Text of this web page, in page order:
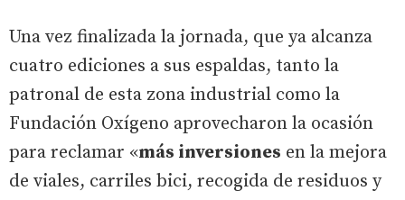
Una vez finalizada la jornada, que ya alcanza
cuatro ediciones a sus espaldas, tanto la
patronal de esta zona industrial como la
Fundación Oxígeno aprovecharon la ocasión
para reclamar «más inversiones en la mejora
de viales, carriles bici, recogida de residuos y